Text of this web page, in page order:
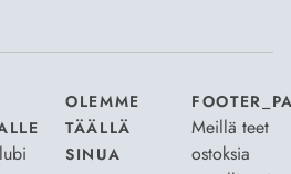
OLEMME
TÄÄLLÄ
SINUA
Meillä teet
ostoksia